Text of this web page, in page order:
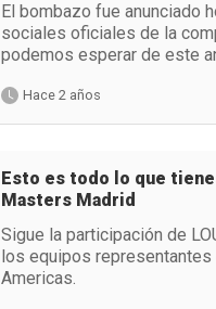
El bombazo fue anunciado
sociales oficiales de la
podemos esperar de este
Hace 2 años
Esto es todo lo que
Masters Madrid
Sigue la participación de
los equipos representantes
Americas.